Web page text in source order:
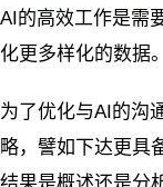
AI的高效工作是需
化更多样化的数据。
为了优化与AI的沟
略，譬如下达更具
结果是概述还是分